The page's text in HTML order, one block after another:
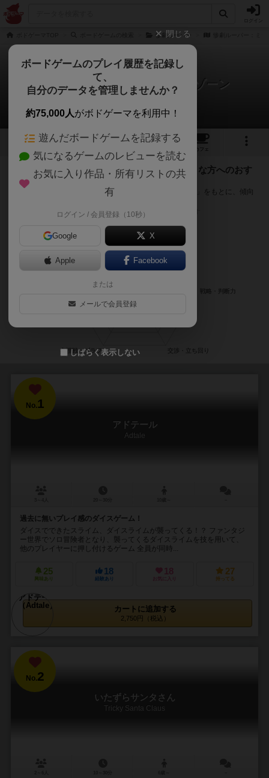
惨劇ルーパー
惨劇ルーパー：ミッドナイトゾーン
次のおすすめボードゲーム
1
カフェ
『惨劇ルーパー：ミッドナイトゾーン』が好きな方へのおす
すめ
このゲームのトップページで投票された「プレイ感の評価」をもとに、傾向
※リストには一定の投票数がある作品のみを表示しています
No.1
アドテール
Adtale
過去に無いプレイ感のダイスゲーム！
ダイスでできたスライム、ダイスライムが襲ってくる！？ ファンタジ
ー世界でソロ冒険者となり、襲ってくるダイスライムを技を用いて、
他のプレイヤーに押し付けるゲーム 全員が同時...
25
興味あり
18
経験あり
18
お気に入り
27
持ってる
カートに追加する
2,750円（税込）
No.2
いたずらサンタさん
Tricky Santa Claus
閉じる
ボードゲームのプレイ履歴を記録し
て、
自分のデータを管理しませんか？
約75,000人がボドゲーマを利用中！
遊んだボードゲームを記録する
気になるゲームのレビューを読む
お気に入り作品・所有リストの共
有
ログイン / 会員登録（10秒）
Google X
Apple Facebook
または
メールで会員登録
しばらく表示しない